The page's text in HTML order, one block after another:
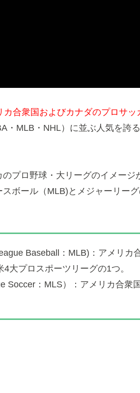
カ合衆国およびカナダのプロサッ
・MLB・NHL）に並ぶ人気を誇
プロ野球・大リーグのイメージ
ボール（MLB)とメジャーリー
Baseball：MLB)：アメリカ
大プロスポーツリーグの1つ。
Soccer：MLS）：アメリカ合衆